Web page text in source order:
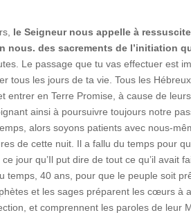
le Seigneur nous appelle à
nous. des sacrements de l’initiation
Le passage que tu vas effectuer est
tous les jours de ta vie. Tous les
entrer en Terre Promise, à cause de
ainsi à poursuivre toujours notre
alors soyons patients avec nous-
de cette nuit. Il a fallu du temps pour
ce jour qu’Il put dire de tout ce qu’il avait
temps, 40 ans, pour que le peuple soit
et les sages préparent les cœurs à
et comprennent les paroles de leur